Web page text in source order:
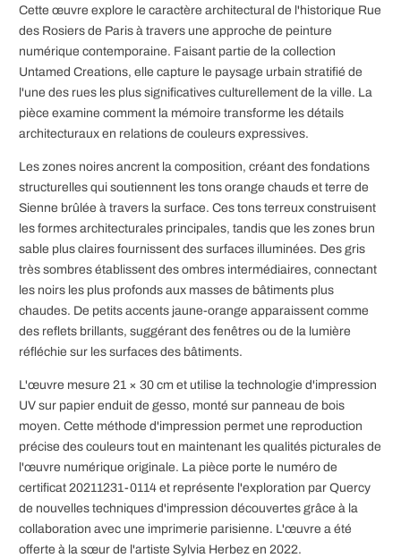
Cette œuvre explore le caractère architectural de l'historique Rue
des Rosiers de Paris à travers une approche de peinture
numérique contemporaine. Faisant partie de la collection
Untamed Creations, elle capture le paysage urbain stratifié de
l'une des rues les plus significatives culturellement de la ville. La
pièce examine comment la mémoire transforme les détails
architecturaux en relations de couleurs expressives.
Les zones noires ancrent la composition, créant des fondations
structurelles qui soutiennent les tons orange chauds et terre de
Sienne brûlée à travers la surface. Ces tons terreux construisent
les formes architecturales principales, tandis que les zones brun
sable plus claires fournissent des surfaces illuminées. Des gris
très sombres établissent des ombres intermédiaires, connectant
les noirs les plus profonds aux masses de bâtiments plus
chaudes. De petits accents jaune-orange apparaissent comme
des reflets brillants, suggérant des fenêtres ou de la lumière
réfléchie sur les surfaces des bâtiments.
L'œuvre mesure 21 × 30 cm et utilise la technologie d'impression
UV sur papier enduit de gesso, monté sur panneau de bois
moyen. Cette méthode d'impression permet une reproduction
précise des couleurs tout en maintenant les qualités picturales de
l'œuvre numérique originale. La pièce porte le numéro de
certificat 20211231-0114 et représente l'exploration par Quercy
de nouvelles techniques d'impression découvertes grâce à la
collaboration avec une imprimerie parisienne. L'œuvre a été
offerte à la sœur de l'artiste Sylvia Herbez en 2022.